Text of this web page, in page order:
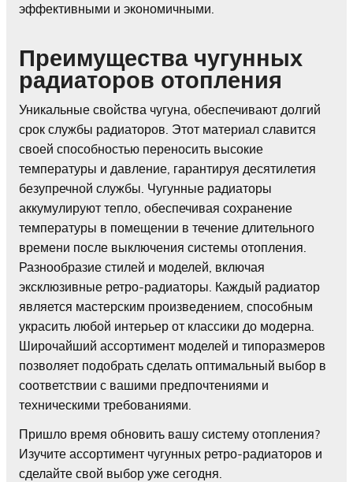
эффективными и экономичными.
Преимущества чугунных
радиаторов отопления
Уникальные свойства чугуна, обеспечивают долгий
срок службы радиаторов. Этот материал славится
своей способностью переносить высокие
температуры и давление, гарантируя десятилетия
безупречной службы. Чугунные радиаторы
аккумулируют тепло, обеспечивая сохранение
температуры в помещении в течение длительного
времени после выключения системы отопления.
Разнообразие стилей и моделей, включая
эксклюзивные ретро-радиаторы. Каждый радиатор
является мастерским произведением, способным
украсить любой интерьер от классики до модерна.
Широчайший ассортимент моделей и типоразмеров
позволяет подобрать сделать оптимальный выбор в
соответствии с вашими предпочтениями и
техническими требованиями.
Пришло время обновить вашу систему отопления?
Изучите ассортимент чугунных ретро-радиаторов и
сделайте свой выбор уже сегодня.